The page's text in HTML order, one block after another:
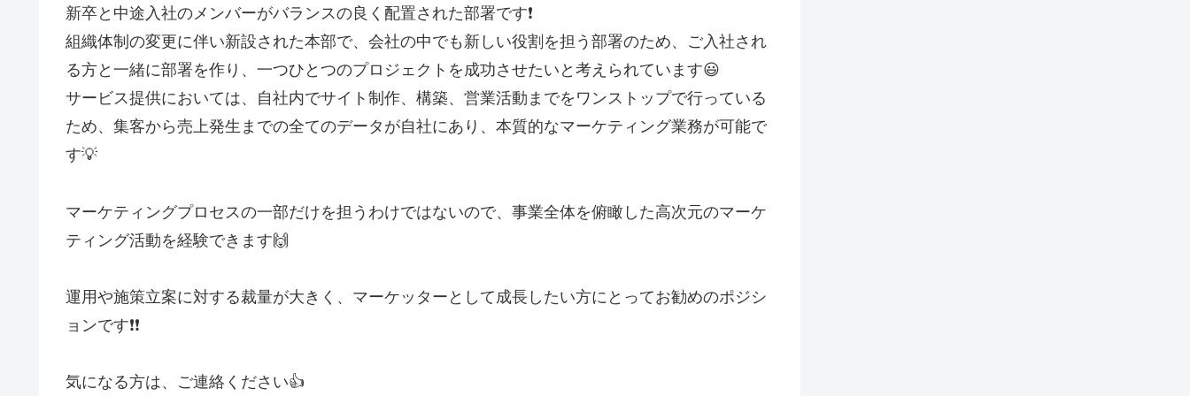
新卒と中途入社のメンバーがバランスの良く配置された部署です❗
組織体制の変更に伴い新設された本部で、会社の中でも新しい役割を担う部署のため、ご入社され
る方と一緒に部署を作り、一つひとつのプロジェクトを成功させたいと考えられています😃
サービス提供においては、自社内でサイト制作、構築、営業活動までをワンストップで行っている
ため、集客から売上発生までの全てのデータが自社にあり、本質的なマーケティング業務が可能で
す💡
マーケティングプロセスの一部だけを担うわけではないので、事業全体を俯瞰した高次元のマーケ
ティング活動を経験できます🙌
運用や施策立案に対する裁量が大きく、マーケッターとして成長したい方にとってお勧めのポジシ
ョンです❗❗
気になる方は、ご連絡ください👍